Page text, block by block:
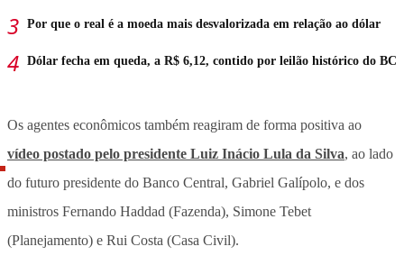
Por que o real é a moeda mais desvalorizada em relação ao dólar
Dólar fecha em queda, a R$ 6,12, contido por leilão histórico do BC
Os agentes econômicos também reagiram de forma positiva ao
vídeo postado pelo presidente Luiz Inácio Lula da Silva, ao lado
do futuro presidente do Banco Central, Gabriel Galípolo, e dos
ministros Fernando Haddad (Fazenda), Simone Tebet
(Planejamento) e Rui Costa (Casa Civil).